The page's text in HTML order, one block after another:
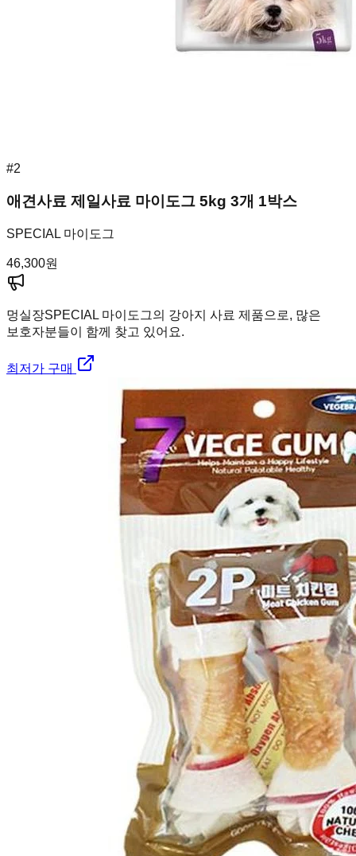
#2
애견사료 제일사료 마이도그 5kg 3개 1박스
SPECIAL 마이도그
46,300원
멍실장SPECIAL 마이도그의 강아지 사료 제품으로, 많은
보호자분들이 함께 찾고 있어요.
최저가 구매